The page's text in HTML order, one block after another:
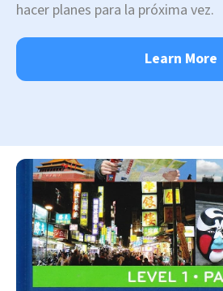
hacer planes para la próxima vez.
Learn More